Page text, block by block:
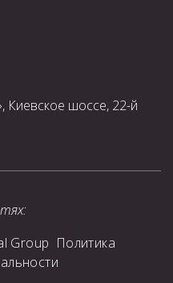
Киевское шоссе, 22-й
Group Политика